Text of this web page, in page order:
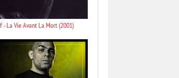
- La Vie Avant La Mort (2001)